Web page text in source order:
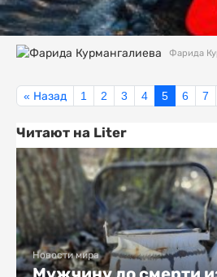
Фарида
« Назад 1 2 3 4 5 6 7
Читают на Liter
Новости мира